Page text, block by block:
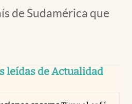
de Sudamérica que
leídas de Actualidad